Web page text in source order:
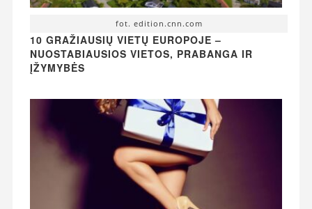
fot. edition.cnn.com
10 GRAŽIAUSIŲ VIETŲ EUROPOJE –
NUOSTABIAUSIOS VIETOS, PRABANGA IR
ĮŽYMYBĖS